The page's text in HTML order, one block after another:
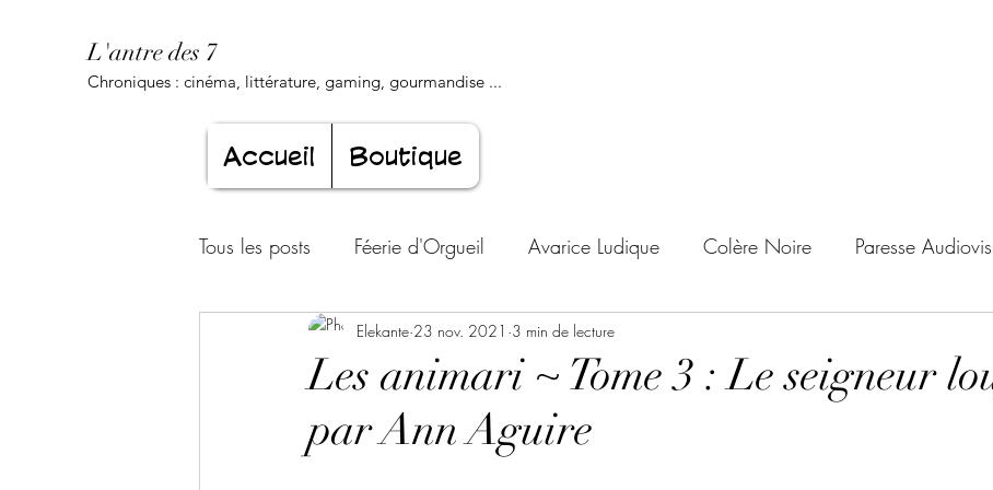
L'antre des 7
Chroniques : cinéma, littérature, gaming, gourmandise ...
Accueil Boutique
Tous les posts Féerie d'Orgueil Avarice Ludique Colère Noire Paresse
Luxure Envoûtante Gourmandise Proscrite
Jeunesse éternelle Cœur d'adolescent
Les animari ~ Tome 3 : Le seigneur
par Ann Aguire
Elekante 23 nov. 2021 3 min de lecture